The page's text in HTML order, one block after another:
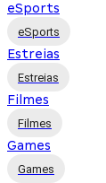
eSports
eSports
Estreias
Estreias
Filmes
Filmes
Games
Games